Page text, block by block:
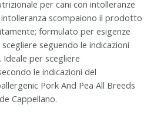
per cani con intolleranze
scompaiono il prodotto
formulato per esigenze
seguendo le indicazioni
per scegliere
le indicazioni del
Pork And Pea All Breeds
Cappellano.